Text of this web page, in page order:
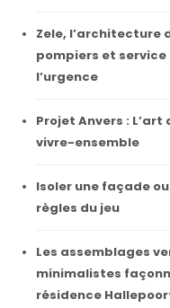
Zele, l’architecture
pompiers et service
l’urgence
Projet Anvers :
vivre-ensemble
Isoler une façade
règles du jeu
Les assemblages
minimalistes
résidence